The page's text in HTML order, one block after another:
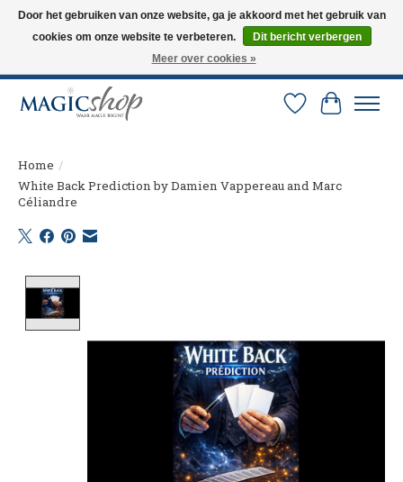
Altijd de nieuwste trucs op voorraad. Snelle verzending via PostNL en DHL.
Langskomen in onze winkel? Bel of mail om een afspraak te maken. 0251-
Verlanglijst
Home /
White Back Prediction by Damien Vappereau and Marc
Céliandre
Door het gebruiken van onze website, ga je akkoord met het gebruik van
cookies om onze website te verbeteren.
Dit bericht verbergen
Meer over cookies »